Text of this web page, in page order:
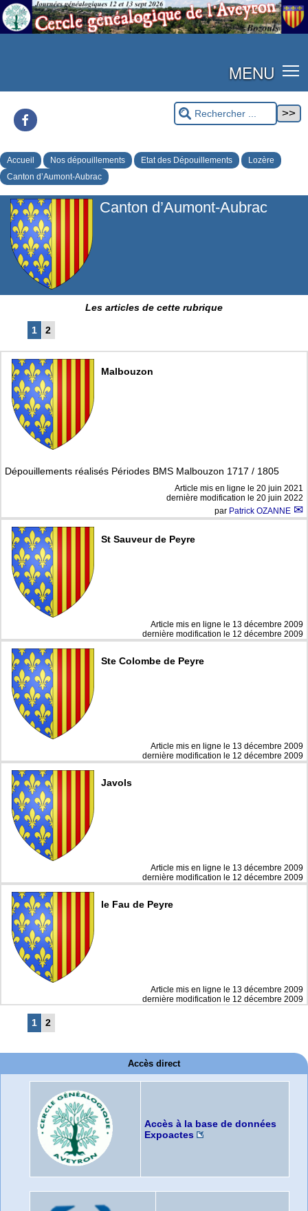
MENU
Accueil Nos dépouillements Etat des Dépouillements
Lozère
Canton d’Aumont-Aubrac
Canton d’Aumont-Aubrac
Les articles de cette rubrique
1 2
Malbouzon
Dépouillements réalisés Périodes BMS Malbouzon 1717 / 1805
Article mis en ligne le 20 juin 2021
dernière modification le 20 juin 2022
par Patrick OZANNE
St Sauveur de Peyre
Article mis en ligne le 13 décembre 2009
dernière modification le 12 décembre 2009
Ste Colombe de Peyre
Article mis en ligne le 13 décembre 2009
dernière modification le 12 décembre 2009
Javols
Article mis en ligne le 13 décembre 2009
dernière modification le 12 décembre 2009
le Fau de Peyre
Article mis en ligne le 13 décembre 2009
dernière modification le 12 décembre 2009
1 2
Accès direct
Accès à la base de données
Expoactes